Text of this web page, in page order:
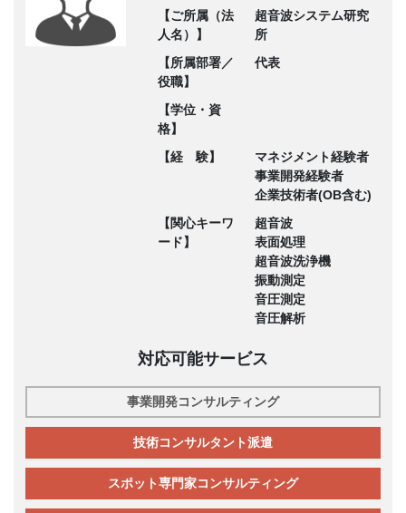
【ご所属（法
人名）】
超音波システム研究
所
【所属部署／
役職】
代表
【学位・資
格】
【経 験】
マネジメント経験者
事業開発経験者
企業技術者(OB含む)
【関心キーワ
ード】
超音波
表面処理
超音波洗浄機
振動測定
音圧測定
音圧解析
対応可能サービス
事業開発コンサルティング
技術コンサルタント派遣
スポット専門家コンサルティング